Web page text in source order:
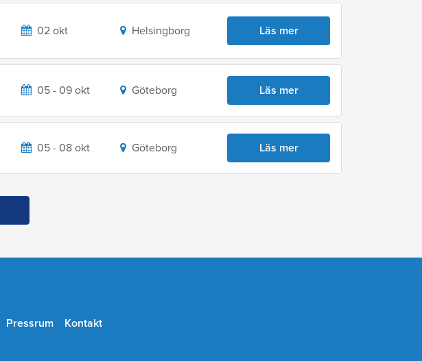
02 okt Helsingborg Läs mer
05 - 09 okt Göteborg Läs mer
05 - 08 okt Göteborg Läs mer
Pressrum Kontakt